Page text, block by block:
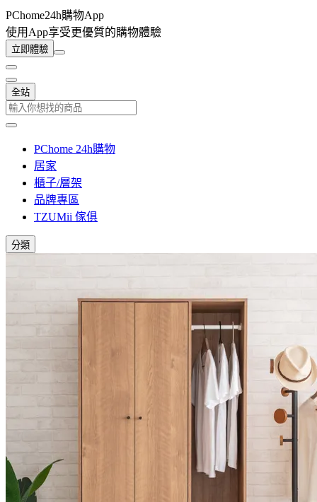
PChome24h購物App
使用App享受更優質的購物體驗
立即體驗
全站
PChome 24h購物
居家
櫃子/層架
品牌專區
TZUMii 傢俱
分類